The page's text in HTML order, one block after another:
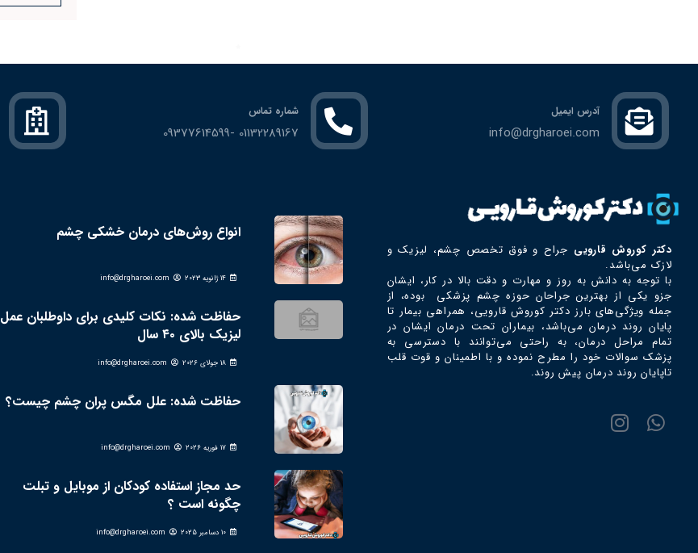
آدرس ایمیل
info@drgharoei.com
شماره تماس
01132289167 -09377614599
دکتر كوروش قارويي جراح و فوق تخصص چشم، ليزيك و
لازك می‌باشد.
با توجه به دانش به روز و مهارت و دقت بالا در کار، ایشان
جزو یکی از بهترین جراحان حوزه چشم پزشکی بوده، از
جمله ویژگی‌های بارز دکتر كوروش قارويي، همراهی بیمار تا
پایان روند درمان می‌باشد، بیماران تحت درمان ایشان در
تمام مراحل درمان، به راحتی می‌توانند با دسترسی به
پزشک سوالات خود را مطرح نموده و با اطمینان و قوت قلب
تاپایان روند درمان پیش روند.
انواع روش‌های درمان خشکی چشم
14 ژانویه 2023 info@drgharoei.com
حفاظت شده: نکات کلیدی برای داوطلبان عمل
لیزیک بالای ۴۰ سال
18 جولای 2026 info@drgharoei.com
حفاظت شده: علل مگس پران چشم چیست؟
17 فوریه 2026 info@drgharoei.com
حد مجاز استفاده کودکان از موبایل و تبلت
چگونه است ؟
10 دسامبر 2025 info@drgharoei.com